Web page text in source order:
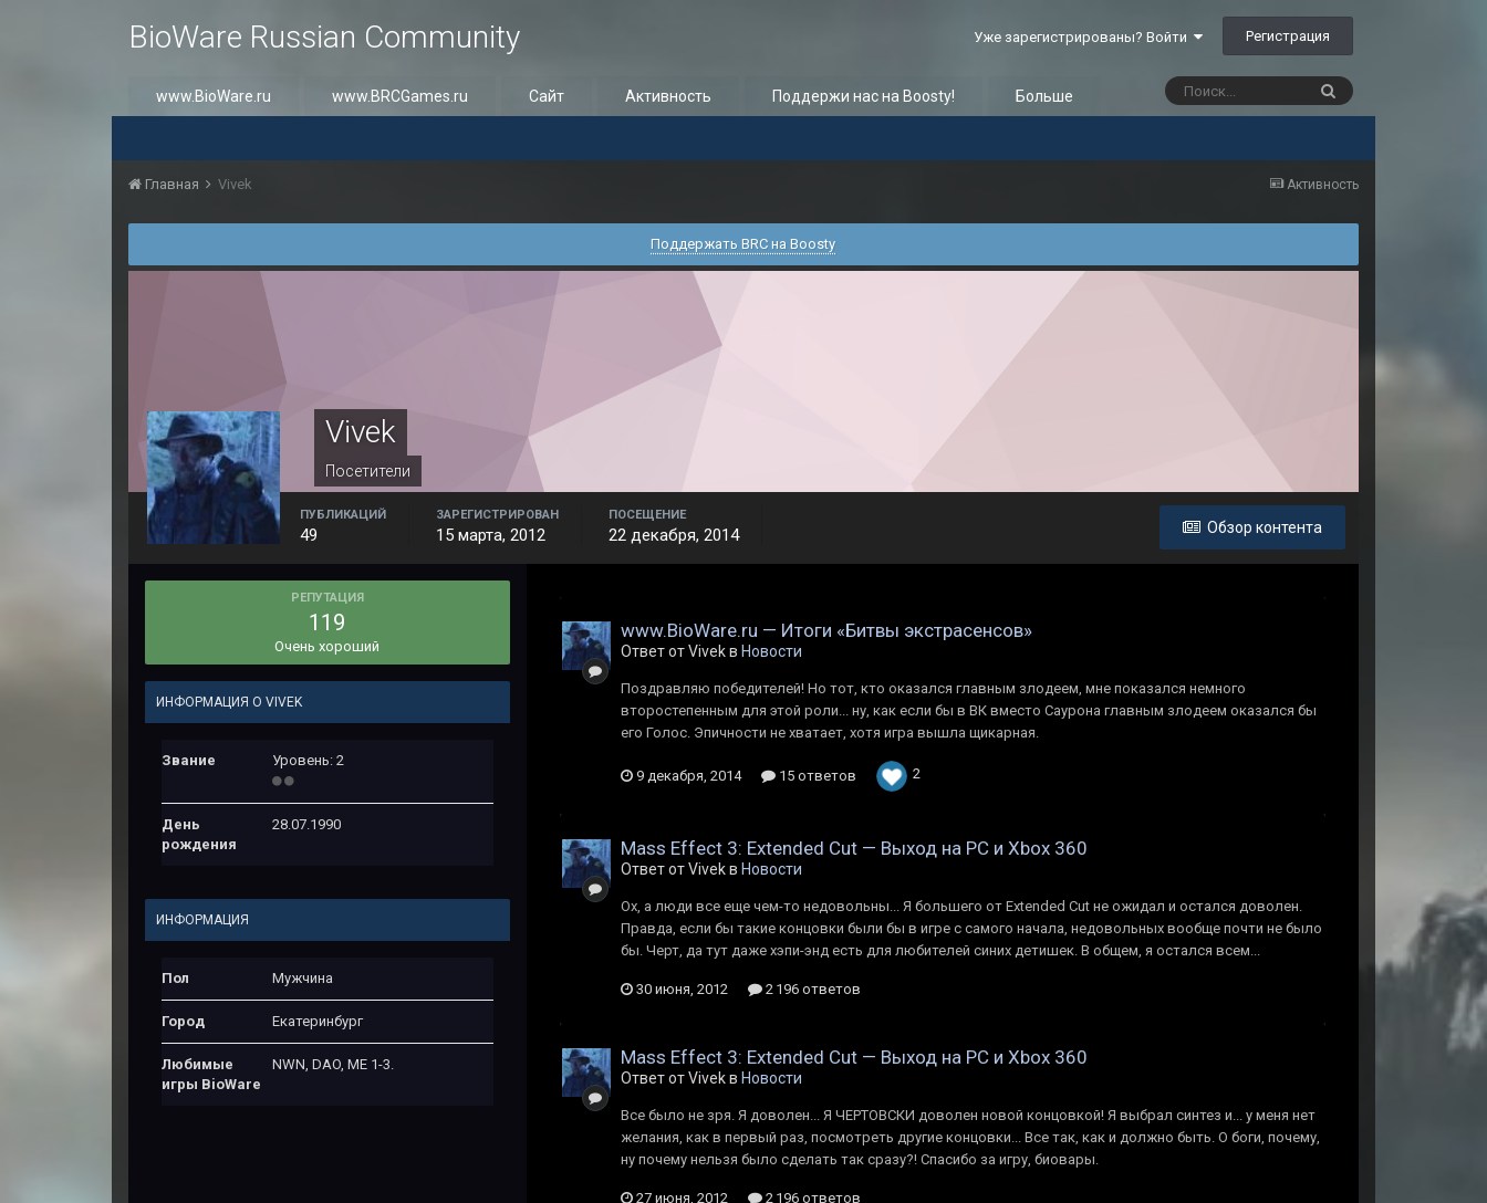
BioWare Russian Community Уже зарегистрированы? Войти Регистрация
www.BioWare.ru www.BRCGames.ru Сайт Активность Поддержи нас на Boosty! Больше
Активность
Главная Vivek
Поддержать BRC на Boosty
Vivek
Посетители
Обзор контента
ПУБЛИКАЦИЙ
49
ЗАРЕГИСТРИРОВАН
15 марта, 2012
ПОСЕЩЕНИЕ
22 декабря, 2014
РЕПУТАЦИЯ
119
Очень хороший
ИНФОРМАЦИЯ О VIVEK
Звание Уровень: 2
День
рождения
28.07.1990
ИНФОРМАЦИЯ
Пол Мужчина
Город Екатеринбург
Любимые
игры BioWare
NWN, DAO, ME 1-3.
www.BioWare.ru — Итоги «Битвы экстрасенсов»
Ответ от Vivek в Новости
Поздравляю победителей! Но тот, кто оказался главным злодеем, мне показался немного
второстепенным для этой роли... ну, как если бы в ВК вместо Саурона главным злодеем оказался бы
его Голос. Эпичности не хватает, хотя игра вышла щикарная.
9 декабря, 2014 15 ответов 2
Mass Effect 3: Extended Cut — Выход на PC и Xbox 360
Ответ от Vivek в Новости
Ох, а люди все еще чем-то недовольны... Я большего от Extended Cut не ожидал и остался доволен.
Правда, если бы такие концовки были бы в игре с самого начала, недовольных вообще почти не было
бы. Черт, да тут даже хэпи-энд есть для любителей синих детишек. В общем, я остался всем...
30 июня, 2012 2 196 ответов
Mass Effect 3: Extended Cut — Выход на PC и Xbox 360
Ответ от Vivek в Новости
Все было не зря. Я доволен... Я ЧЕРТОВСКИ доволен новой концовкой! Я выбрал синтез и... у меня нет
желания, как в первый раз, посмотреть другие концовки... Все так, как и должно быть. О боги, почему,
ну почему нельзя было сделать так сразу?! Спасибо за игру, биовары.
27 июня, 2012 2 196 ответов